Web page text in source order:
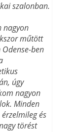
szalonban.
nagyon
műtött
ben
úgy
nagyon
Minden
és
törést